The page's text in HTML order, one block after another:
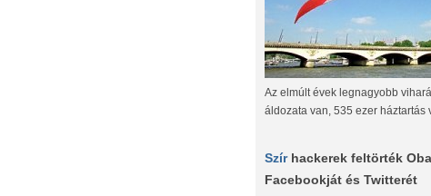
Az elmúlt évek legnagyobb
áldozata van, 535 ezer háztartás
Szírhackerek feltörték
Facebookját és Twitterét